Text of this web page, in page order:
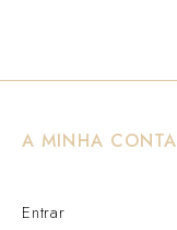
A MINHA CONTA
Entrar